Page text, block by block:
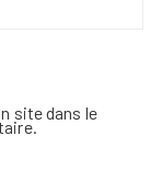
site dans le